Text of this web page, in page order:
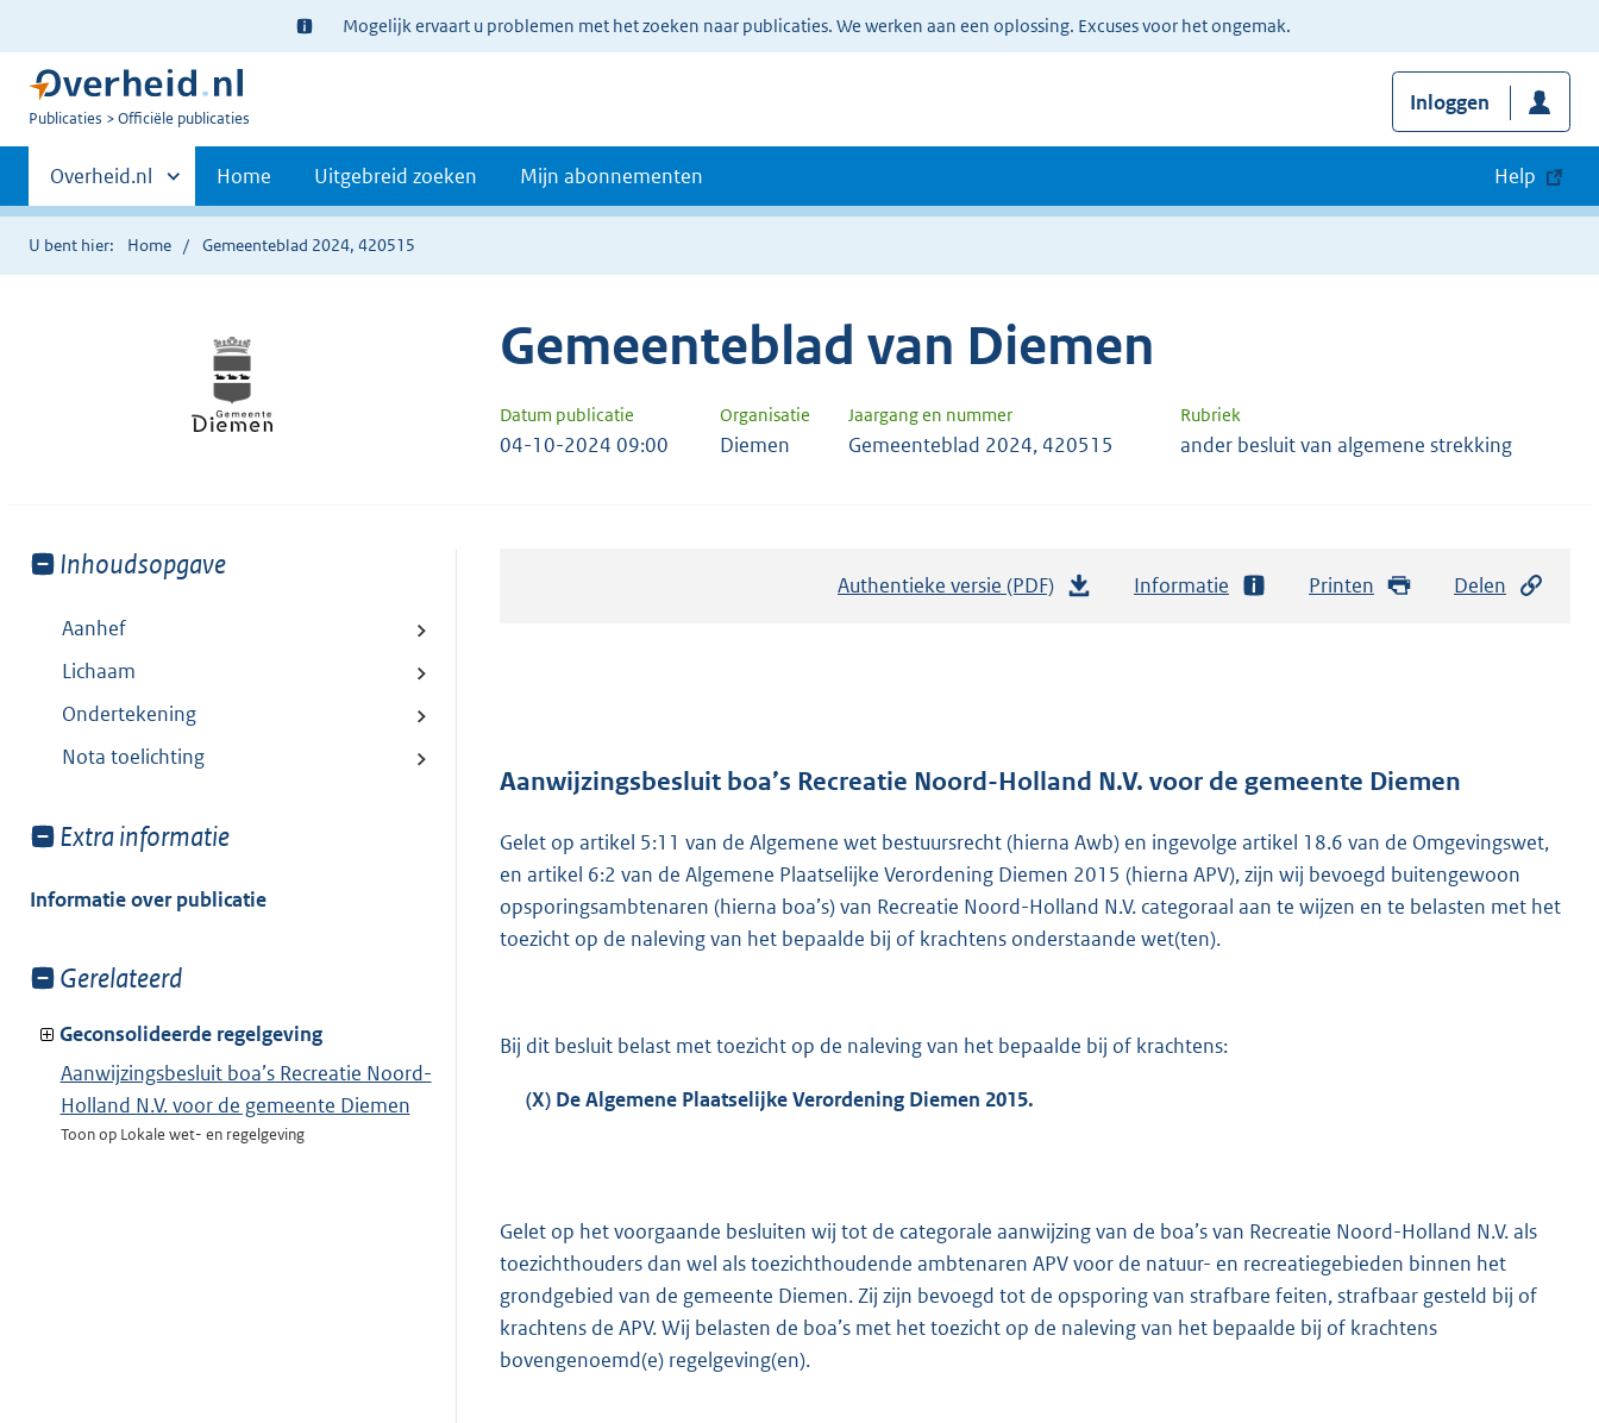
Ter
informatie:
Mogelijk ervaart u problemen met het zoeken naar publicaties. We werken aan een oplossing. Excuses voor het ongemak.
U
Publicaties Officiële publicaties
Inloggen
Primaire
navigatie
Andere
sites
binnen
Overheid.nl Home Uitgebreid zoeken Mijn abonnementen Help
U bent hier: Home Gemeenteblad 2024, 420515
Gemeenteblad van Diemen
Datum publicatie Organisatie Jaargang en nummer Rubriek
04-10-2024 09:00 Diemen Gemeenteblad 2024, 420515 ander besluit van algemene strekking
Toon
van:
Inhoudsopgave
Aanhef
Lichaam
Ondertekening
Nota toelichting
Toon
van:
Extra informatie
Informatie over publicatie
Toon
van:
Gerelateerd
Geconsolideerde regelgeving
Aanwijzingsbesluit boa’s Recreatie Noord-
Holland N.V. voor de gemeente Diemen
Toon op Lokale wet- en regelgeving
Authentieke versie (PDF)
d
g
r
o
o
e
b
Informatie Printen Delen
Aanwijzingsbesluit boa’s Recreatie Noord-Holland N.V. voor de gemeente Diemen
Gelet op artikel 5:11 van de Algemene wet bestuursrecht (hierna Awb) en ingevolge artikel 18.6 van de Omgevingswet,
en artikel 6:2 van de Algemene Plaatselijke Verordening Diemen 2015 (hierna APV), zijn wij bevoegd buitengewoon
opsporingsambtenaren (hierna boa’s) van Recreatie Noord-Holland N.V. categoraal aan te wijzen en te belasten met het
toezicht op de naleving van het bepaalde bij of krachtens onderstaande wet(ten).
Bij dit besluit belast met toezicht op de naleving van het bepaalde bij of krachtens:
(X) De Algemene Plaatselijke Verordening Diemen 2015.
Gelet op het voorgaande besluiten wij tot de categorale aanwijzing van de boa’s van Recreatie Noord-Holland N.V. als
toezichthouders dan wel als toezichthoudende ambtenaren APV voor de natuur- en recreatiegebieden binnen het
grondgebied van de gemeente Diemen. Zij zijn bevoegd tot de opsporing van strafbare feiten, strafbaar gesteld bij of
krachtens de APV. Wij belasten de boa’s met het toezicht op de naleving van het bepaalde bij of krachtens
bovengenoemd(e) regelgeving(en).